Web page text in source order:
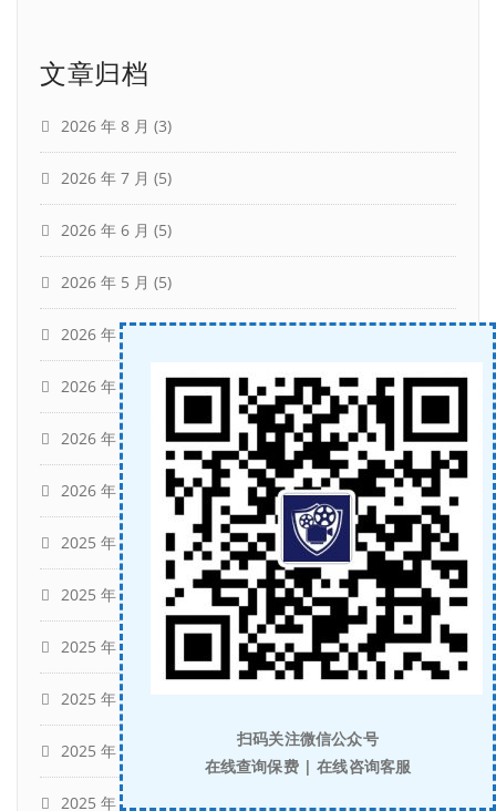
文章归档
2026 年 8 月 (3)
2026 年 7 月 (5)
2026 年 6 月 (5)
2026 年 5 月 (5)
2026 年 4 月
2026 年 3 月 (14)
2026 年 2 月 (4)
2026 年 1 月
2025 年 12 月
2025 年 11 月 (3)
2025 年 10 月
2025 年 9 月
2025 年 8 月
2025 年 7 月(14)
扫码关注微信公众号
在线查询保费 | 在线咨询客服